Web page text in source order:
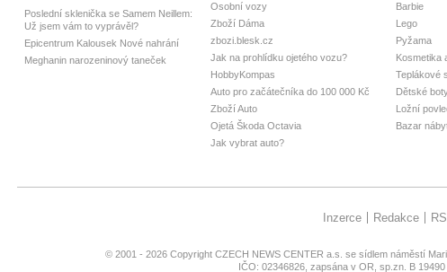
Poslední sklenička se Samem Neillem:
Už jsem vám to vyprávěl?
Epicentrum Kalousek Nové nahrání
Meghanin narozeninový taneček
Osobní vozy
Zboží Dáma
zbozi.blesk.cz
Jak na prohlídku ojetého vozu?
HobbyKompas
Auto pro začátečníka do 100 000 Kč
Zboží Auto
Ojetá Škoda Octavia
Jak vybrat auto?
Barbie
Lego
Pyžama
Kosmetika
Teplákové
Dětské
Ložní
Bazar
Inzerce Redakce
© 2001 - 2026 Copyright CZECH NEWS CENTER a.s. se sídlem náměstí
IČO: 02346826, zapsána v OR, sp.zn. B